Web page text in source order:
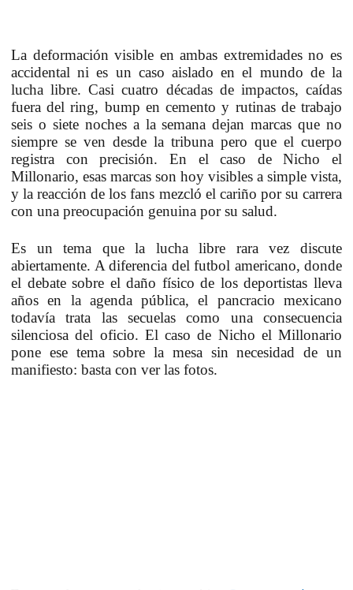
La deformación visible en ambas extremidades no es
accidental ni es un caso aislado en el mundo de la
lucha libre. Casi cuatro décadas de impactos, caídas
fuera del ring, bump en cemento y rutinas de trabajo
seis o siete noches a la semana dejan marcas que no
siempre se ven desde la tribuna pero que el cuerpo
registra con precisión. En el caso de Nicho el
Millonario, esas marcas son hoy visibles a simple vista,
y la reacción de los fans mezcló el cariño por su carrera
con una preocupación genuina por su salud.
Es un tema que la lucha libre rara vez discute
abiertamente. A diferencia del futbol americano, donde
el debate sobre el daño físico de los deportistas lleva
años en la agenda pública, el pancracio mexicano
todavía trata las secuelas como una consecuencia
silenciosa del oficio. El caso de Nicho el Millonario
pone ese tema sobre la mesa sin necesidad de un
manifiesto: basta con ver las fotos.